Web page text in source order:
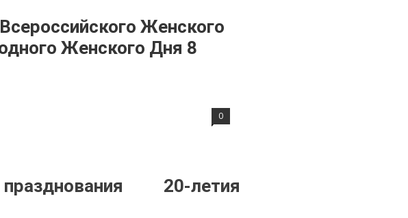
Женского
Женского Дня 8
0
20-летия